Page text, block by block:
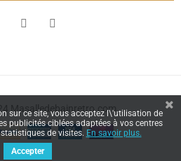
Masalledebainretro.com
sur ce site, vous acceptez l\'utilisation de
publicités ciblées adaptées à vos centres
de visites. En savoir plus.
Accepter